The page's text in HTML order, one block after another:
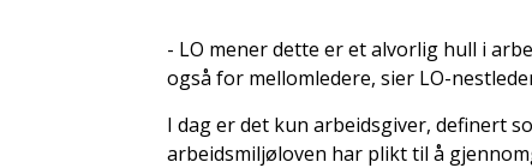
- LO mener dette er et alvorlig hull i
også for mellomledere, sier LO-
I dag er det kun arbeidsgiver, definert
arbeidsmiljøloven har plikt til å